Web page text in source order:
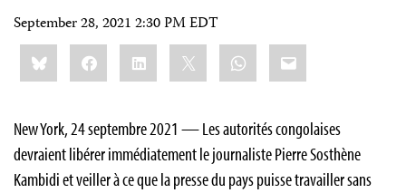
September 28, 2021 2:30 PM EDT
Share
this:BlueskyFacebookLinkedIn WhatsApp
Email
New York, 24 septembre 2021 — Les autorités congolaises
devraient libérer immédiatement le journaliste Pierre Sosthène
Kambidi et veiller à ce que la presse du pays puisse travailler sans